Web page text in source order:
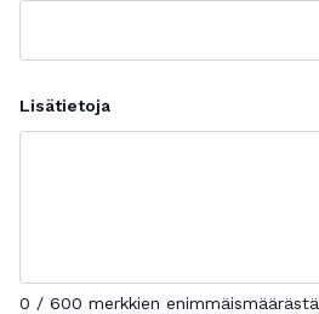
Lisätietoja
0 / 600 merkkien enimmäismäärästä